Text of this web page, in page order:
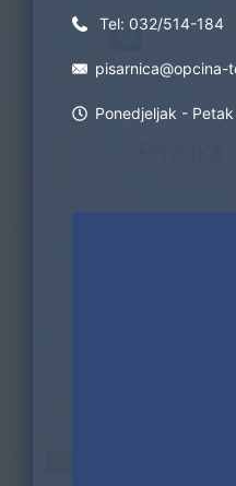
Tel: 032/514-184
pisarnica@opcina-
Ponedjeljak -